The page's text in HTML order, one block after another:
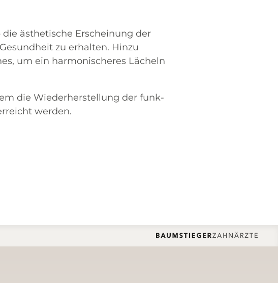
ästhe­ti­sche Erschei­nung der
zu erhal­ten. Hin­zu
um ein har­mo­ni­sche­res Lächeln
die Wie­der­her­stel­lung der funk­
werden.